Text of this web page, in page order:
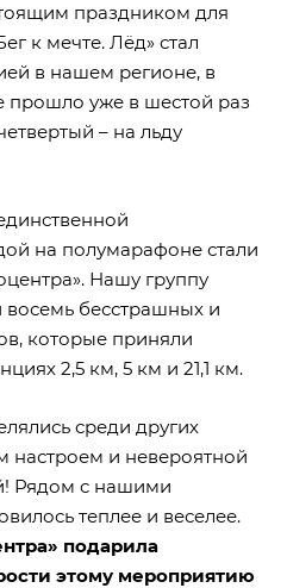
праздником для
к мечте. Лёд» стал
в нашем регионе, в
прошло уже в шестой раз
– на льду
на полумарафоне стали
Нашу группу
бесстрашных и
которые приняли
2,5 км, 5 км и 21,1 км.
среди других
настроем и невероятной
Рядом с нашими
теплее и веселее.
подарила
этому мероприятию